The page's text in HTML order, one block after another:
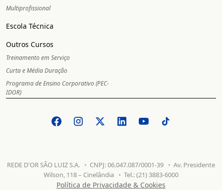
Multiprofissional
Escola Técnica
Outros Cursos
Treinamento em Serviço
Curta e Média Duração
Programa de Ensino Corporativo (PEC-
IDOR)
REDE D'OR SÃO LUIZ S.A. CNPJ: 06.047.087/0001-39
Av. Presidente
Wilson, 118 – Cinelândia
Tel.: (21) 3883-6000
Política de Privacidade & Cookies